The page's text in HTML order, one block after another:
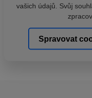
vašich údajů. Svůj
Spravovat